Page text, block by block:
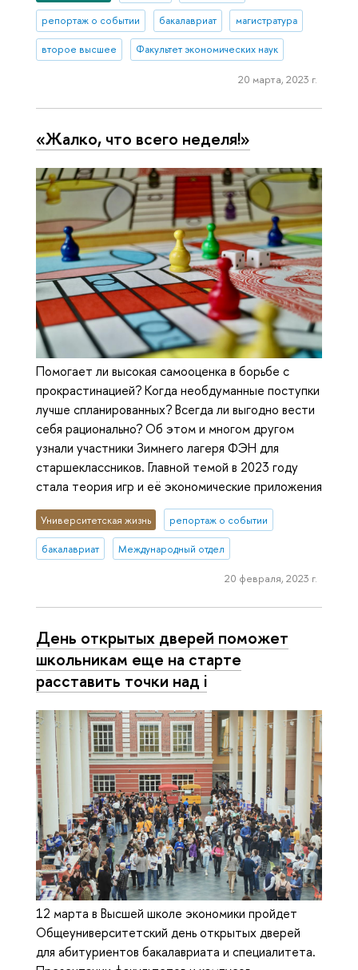
репортаж о событии бакалавриат магистратура
второе высшее Факультет экономических наук
20 марта, 2023 г.
«Жалко, что всего неделя!»
Помогает ли высокая самооценка в борьбе с
прокрастинацией? Когда необдуманные поступки
лучше спланированных? Всегда ли выгодно вести
себя рационально? Об этом и многом другом
узнали участники Зимнего лагеря ФЭН для
старшеклассников. Главной темой в 2023 году
стала теория игр и её экономические приложения
Университетская жизнь репортаж о событии
бакалавриат Международный отдел
20 февраля, 2023 г.
День открытых дверей поможет
школьникам еще на старте
расставить точки над i
12 марта в Высшей школе экономики пройдет
Общеуниверситетский день открытых дверей
для абитуриентов бакалавриата и специалитета.